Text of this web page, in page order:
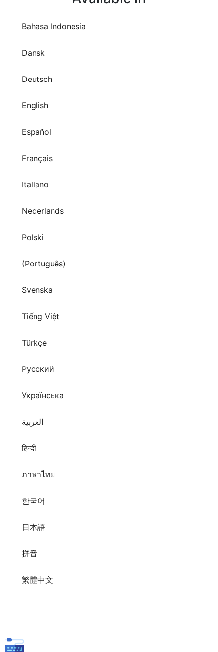
Bahasa Indonesia
Dansk
Deutsch
English
Español
Français
Italiano
Nederlands
Polski
(Português)
Svenska
Tiếng Việt
Türkçe
Русский
Українська
العربية
हिन्दी
ภาษาไทย
한국어
日本語
拼音
繁體中文